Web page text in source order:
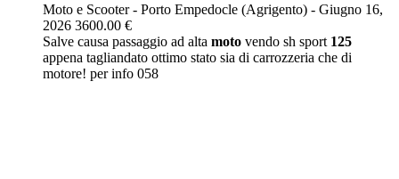
Moto e Scooter- Porto Empedocle (Agrigento) - Giugno 16,
2026 3600.00 €
Salve causa passaggio ad alta moto vendo sh sport 125
appena tagliandato ottimo stato sia di carrozzeria che di
motore! per info 058